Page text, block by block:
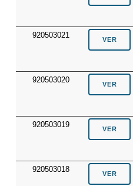
920503021
920503020
920503019
920503018